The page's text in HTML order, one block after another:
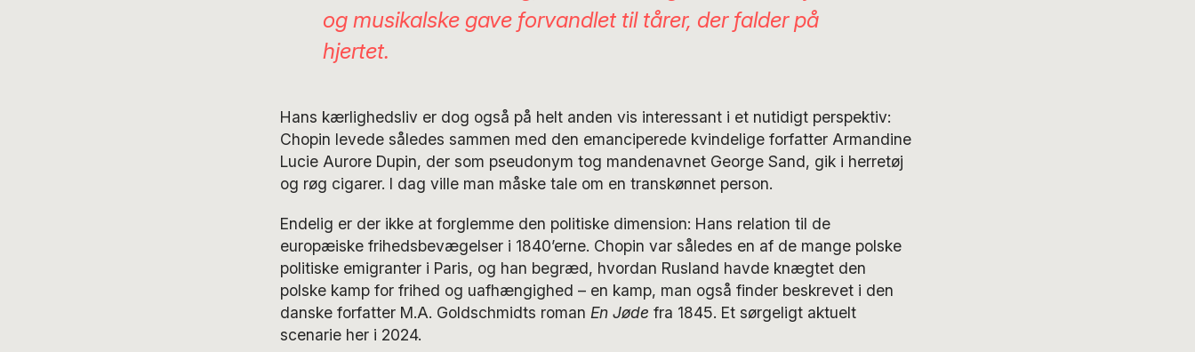
og musikalske gave forvandlet til tårer, der falder på
hjertet.
Hans kærlighedsliv er dog også på helt anden vis interessant i et nutidigt perspektiv:
Chopin levede således sammen med den emanciperede kvindelige forfatter Armandine
Lucie Aurore Dupin, der som pseudonym tog mandenavnet George Sand, gik i herretøj
og røg cigarer. I dag ville man måske tale om en transkønnet person.
Endelig er der ikke at forglemme den politiske dimension: Hans relation til de
europæiske frihedsbevægelser i 1840’erne. Chopin var således en af de mange polske
politiske emigranter i Paris, og han begræd, hvordan Rusland havde knægtet den
polske kamp for frihed og uafhængighed – en kamp, man også finder beskrevet i den
danske forfatter M.A. Goldschmidts roman En Jøde fra 1845. Et sørgeligt aktuelt
scenarie her i 2024.